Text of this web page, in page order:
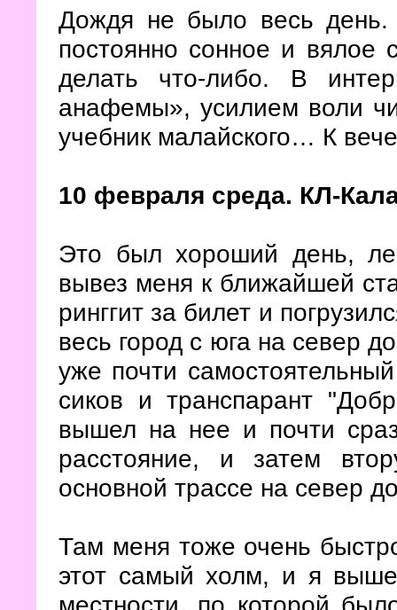
Дождя не было весь
постоянно сонное и вялое
делать что-либо. В
анафемы», усилием воли
учебник малайского… К
10 февраля среда. КЛ-
Это был хороший день,
вывез меня к ближайшей
ринггит за билет и
весь город с юга на север
уже почти
сиков и транспарант
вышел на нее и почти
расстояние, и затем
основной трассе на север
Там меня тоже очень
этот самый холм, и я